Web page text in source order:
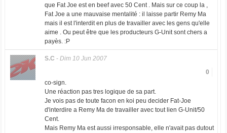
que Fat Joe est en beef avec 50 Cent . Mais sur ce coup la ,
Fat Joe a une mauvaise mentalité : il laisse partir Remy Ma
mais il est l'interdit en plus de travailler avec les gens qu'elle
aime . Ou peut être que les producteurs G-Unit sont chers a
payès. :P
S.C - Dim 10 Jun 2007
0
co-sign.
Une réaction pas tres logique de sa part.
Je vois pas de toute facon en koi peu decider Fat-Joe
d'interdire a Remy Ma de travailler avec tout lien G-Unit/50
Cent.
Mais Remy Ma est aussi irresponsable, elle n'avait pas dutout